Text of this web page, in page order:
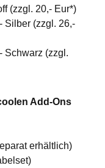
(zzgl. 20,- Eur*)
Silber (zzgl. 26,-
Schwarz (zzgl.
Add-Ons
erhältlich)